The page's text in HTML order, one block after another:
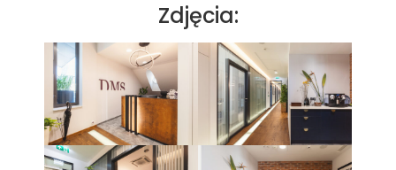
Zdjęcia: